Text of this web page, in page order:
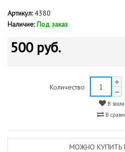
Артикул:4380
Наличие: Под заказ
500 руб.
Количество
В
В
МОЖНО КУПИТЬ